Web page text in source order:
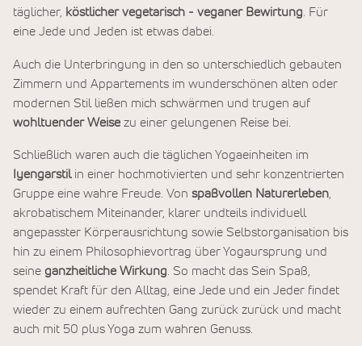
täglicher, köstlicher vegetarisch - veganer Bewirtung. Für
eine Jede und Jeden ist etwas dabei.
Auch die Unterbringung in den so unterschiedlich gebauten
Zimmern und Appartements im wunderschönen alten oder
modernen Stil ließen mich schwärmen und trugen auf
wohltuender Weise zu einer gelungenen Reise bei.
Schließlich waren auch die täglichen Yogaeinheiten im
Iyengarstil in einer hochmotivierten und sehr konzentrierten
Gruppe eine wahre Freude. Von spaßvollen Naturerleben
akrobatischem Miteinander, klarer undteils individuell
angepasster Körperausrichtung sowie Selbstorganisation bis
hin zu einem Philosophievortrag über Yogaursprung und
seine ganzheitliche Wirkung . So macht das Sein Spaß,
spendet Kraft für den Alltag, eine Jede und ein Jeder findet
wieder zu einem aufrechten Gang zurück zurück und macht
auch mit 50 plus Yoga zum wahren Genuss.